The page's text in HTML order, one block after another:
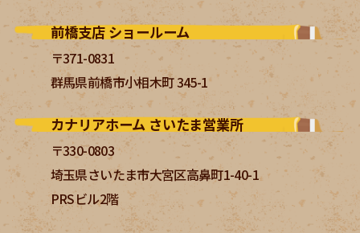
前橋支店 ショールーム
〒371-0831
群馬県前橋市小相木町 345-1
カナリアホーム さいたま営業所
〒330-0803
埼玉県さいたま市大宮区高鼻町1-40-1
PRSビル2階